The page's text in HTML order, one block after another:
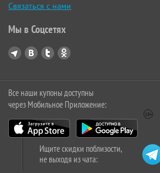
Связаться с нами
Мы в Соцсетях
Все наши купоны доступны
через Мобильное Приложение:
Ищите скидки поблизости,
не выходя из чата: